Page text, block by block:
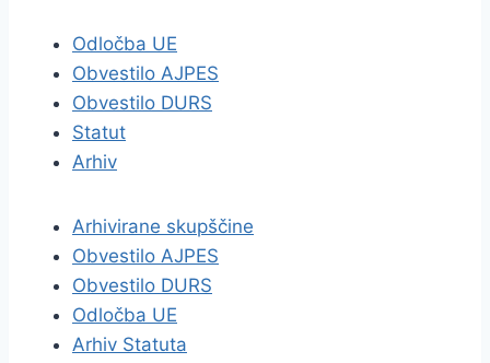
Odločba UE
Obvestilo AJPES
Obvestilo DURS
Statut
Arhiv
Arhivirane skupščine
Obvestilo AJPES
Obvestilo DURS
Odločba UE
Arhiv Statuta